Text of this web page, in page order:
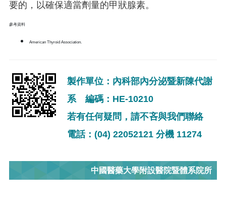
要的，以確保適當劑量的甲狀腺素。
參考資料
American Thyroid Association.
製作單位：內科部內分泌暨新陳代謝
系 編碼：HE-10210
若有任何疑問，請不吝與我們聯絡
電話：(04) 22052121 分機 11274
中國醫藥大學附設醫院暨體系院所